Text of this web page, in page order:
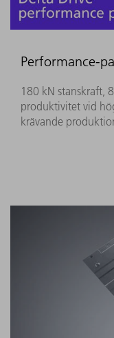
Performance-
180 kN stanskraft,
produktivitet vid
krävande